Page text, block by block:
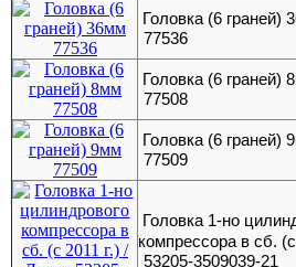
Головка (6 граней)
77536
Головка (6 граней)
77508
Головка (6 граней)
77509
Головка 1-но
компрессора в сб.
53205-3509039-21